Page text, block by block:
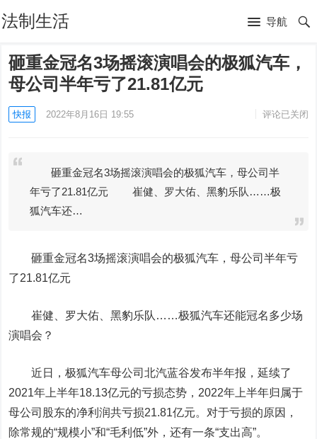
法制生活 导航
砸重金冠名3场摇滚演唱会的极狐汽车，
母公司半年亏了21.81亿元
快报 2022年8月16日 19:55 评论已关闭
砸重金冠名3场摇滚演唱会的极狐汽车，母公司半
年亏了21.81亿元 崔健、罗大佑、黑豹乐队……极
狐汽车还…
砸重金冠名3场摇滚演唱会的极狐汽车，母公司半年亏
了21.81亿元
崔健、罗大佑、黑豹乐队……极狐汽车还能冠名多少场
演唱会？
近日，极狐汽车母公司北汽蓝谷发布半年报，延续了
2021年上半年18.13亿元的亏损态势，2022年上半年归属于
母公司股东的净利润共亏损21.81亿元。对于亏损的原因，
除常规的“规模小”和“毛利低”外，还有一条“支出高”。